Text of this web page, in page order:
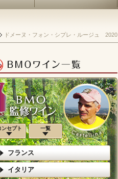
ドメーヌ・フォン・シプレ・ルージュ 2020
ンセプト 一覧
フランス
イタリア